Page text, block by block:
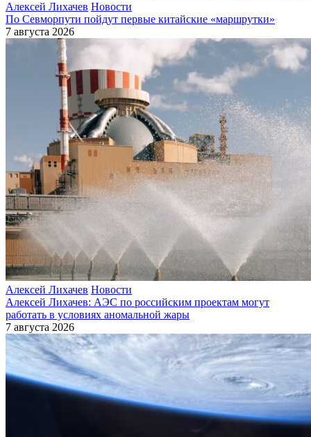
Алексей Лихачев Новости
По Севморпути пойдут первые китайские «маршрутки»
7 августа 2026
Алексей Лихачев Новости
Алексей Лихачев: АЭС по российским проектам могут
работать в условиях аномальной жары
7 августа 2026